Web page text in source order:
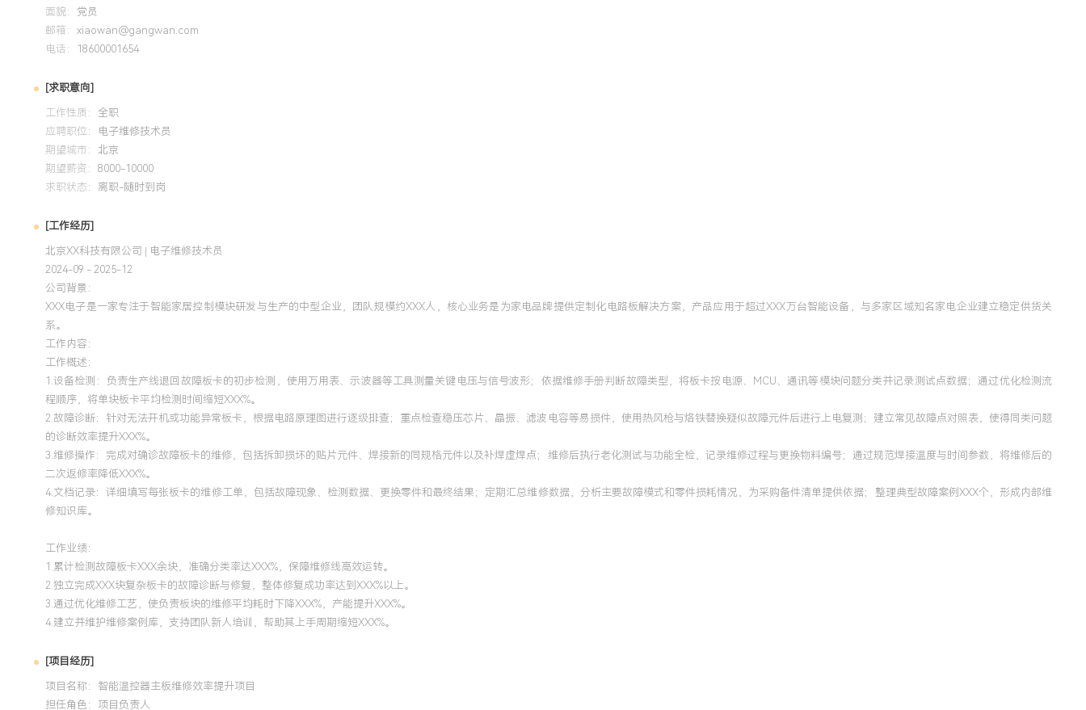
面貌： 党员
邮箱： xiaowan@gangwan.com
电话：
18600001654
[求职意向]
工作性质： 全职
应聘职位：
电子维修技术员
期望城市： 北京
期望薪资： 8000-10000
求职状态： 离职-随时到岗
[工作经历]
北京XX科技有限公司 | 电子维修技术员
2024-09 - 2025-12
公司背景：
XXX电子是一家专注于智能家居控制模块研发与生产的中型企业，团队规模约XXX人，核心业务是为家电品牌提供定制化电路板解决方案，产品应用于超过XXX万台智能设备，与多家区域知名家电企业建立稳定供货关
系。
工作内容：
工作概述：
1.设备检测：负责生产线退回故障板卡的初步检测，使用万用表、示波器等工具测量关键电压与信号波形；依据维修手册判断故障类型，将板卡按电源、MCU、通讯等模块问题分类并记录测试点数据；通过优化检测流
程顺序，将单块板卡平均检测时间缩短XXX%。
2.故障诊断：针对无法开机或功能异常板卡，根据电路原理图进行逐级排查；重点检查稳压芯片、晶振、滤波电容等易损件，使用热风枪与烙铁替换疑似故障元件后进行上电复测；建立常见故障点对照表，使得同类问题
的诊断效率提升XXX%。
3.维修操作：完成对确诊故障板卡的维修，包括拆卸损坏的贴片元件、焊接新的同规格元件以及补焊虚焊点；维修后执行老化测试与功能全检，记录维修过程与更换物料编号；通过规范焊接温度与时间参数，将维修后的
二次返修率降低XXX%。
4.文档记录：详细填写每张板卡的维修工单，包括故障现象、检测数据、更换零件和最终结果；定期汇总维修数据，分析主要故障模式和零件损耗情况，为采购备件清单提供依据；整理典型故障案例XXX个，形成内部维
修知识库。
工作业绩：
1.累计检测故障板卡XXX余块，准确分类率达XXX%，保障维修线高效运转。
2.独立完成XXX块复杂板卡的故障诊断与修复，整体修复成功率达到XXX%以上。
3.通过优化维修工艺，使负责板块的维修平均耗时下降XXX%，产能提升XXX%。
4.建立并维护维修案例库，支持团队新人培训，帮助其上手周期缩短XXX%。
[项目经历]
项目名称：智能温控器主板维修效率提升项目
担任角色： 项目负责人